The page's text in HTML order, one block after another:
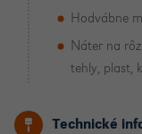
Hodvábne
Náter na
tehly, plast,
Technické